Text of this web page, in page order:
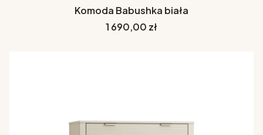
Komoda Babushka biała
Cena
1 690,00 zł